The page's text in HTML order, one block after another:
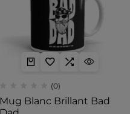
(0)
Mug Blanc Brillant Bad